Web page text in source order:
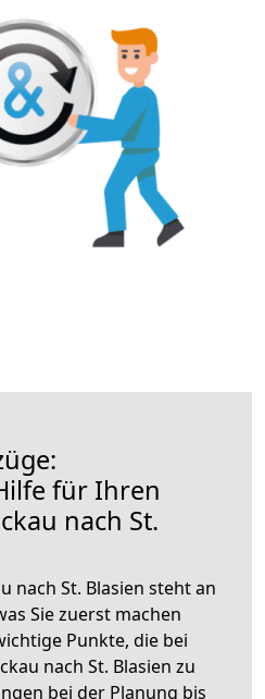
für Ihren
nach St.
nach St. Blasien steht an
Sie zuerst machen
Punkte, die bei
nach St. Blasien zu
bei der Planung bis